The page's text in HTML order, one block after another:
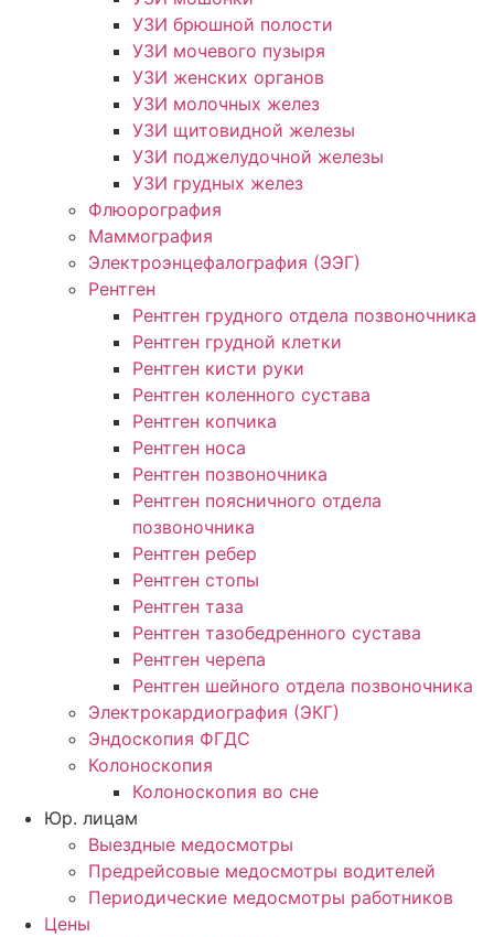
УЗИ брюшной полости
УЗИ мочевого пузыря
УЗИ женских органов
УЗИ молочных желез
УЗИ щитовидной железы
УЗИ поджелудочной железы
УЗИ грудных желез
Флюорография
Маммография
Электроэнцефалография (ЭЭГ)
Рентген
Рентген грудного отдела позвоночника
Рентген грудной клетки
Рентген кисти руки
Рентген коленного сустава
Рентген копчика
Рентген носа
Рентген позвоночника
Рентген поясничного отдела
позвоночника
Рентген ребер
Рентген стопы
Рентген таза
Рентген тазобедренного сустава
Рентген черепа
Рентген шейного отдела позвоночника
Электрокардиография (ЭКГ)
Эндоскопия ФГДС
Колоноскопия
Колоноскопия во сне
Юр. лицам
Выездные медосмотры
Предрейсовые медосмотры водителей
Периодические медосмотры работников
Цены